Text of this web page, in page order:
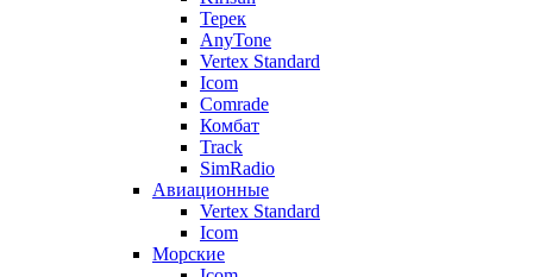
Терек
AnyTone
Vertex Standard
Icom
Comrade
Комбат
Track
SimRadio
Авиационные
Vertex Standard
Icom
Морские